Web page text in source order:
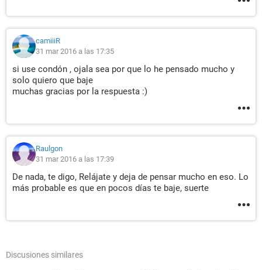
camiiiR
31 mar 2016 a las 17:35
si use condón , ojala sea por que lo he pensado mucho y
solo quiero que baje
muchas gracias por la respuesta :)
Raulgon
31 mar 2016 a las 17:39
De nada, te digo, Relájate y deja de pensar mucho en eso. Lo
más probable es que en pocos días te baje, suerte
Discusiones similares